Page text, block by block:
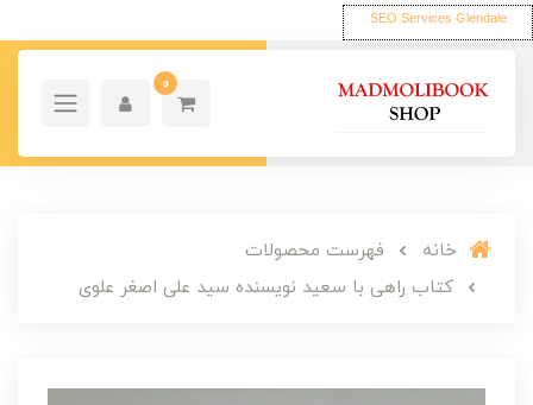
SEO Services Glendale
0
خانه
فهرست محصولات
کتاب راهی با سعید نویسنده سید علی اصغر علوی